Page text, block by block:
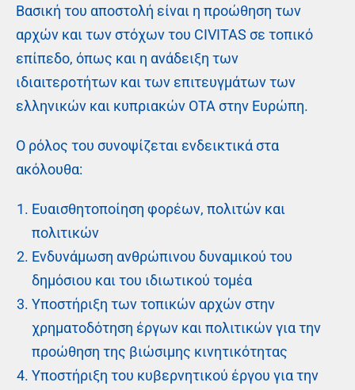
Βασική του αποστολή είναι η προώθηση των
αρχών και των στόχων του CIVITAS σε τοπικό
επίπεδο, όπως και η ανάδειξη των
ιδιαιτεροτήτων και των επιτευγμάτων των
ελληνικών και κυπριακών ΟΤΑ στην Ευρώπη.
O ρόλος του συνοψίζεται ενδεικτικά στα
ακόλουθα:
Ευαισθητοποίηση φορέων, πολιτών και
πολιτικών
Ενδυνάμωση ανθρώπινου δυναμικού του
δημόσιου και του ιδιωτικού τομέα
Υποστήριξη των τοπικών αρχών στην
χρηματοδότηση έργων και πολιτικών για την
προώθηση της βιώσιμης κινητικότητας
Υποστήριξη του κυβερνητικού έργου για την